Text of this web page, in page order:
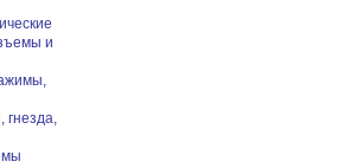
и
гнезда,